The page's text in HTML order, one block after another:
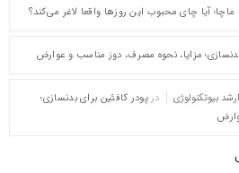
آیا چای محبوب این روزها واقعا لاغر می‌کند؟
مزایا، نحوه مصرف، دوز مناسب و عوارض
بیوتکنولوژی در پودر کافئین برای بدنسازی؛